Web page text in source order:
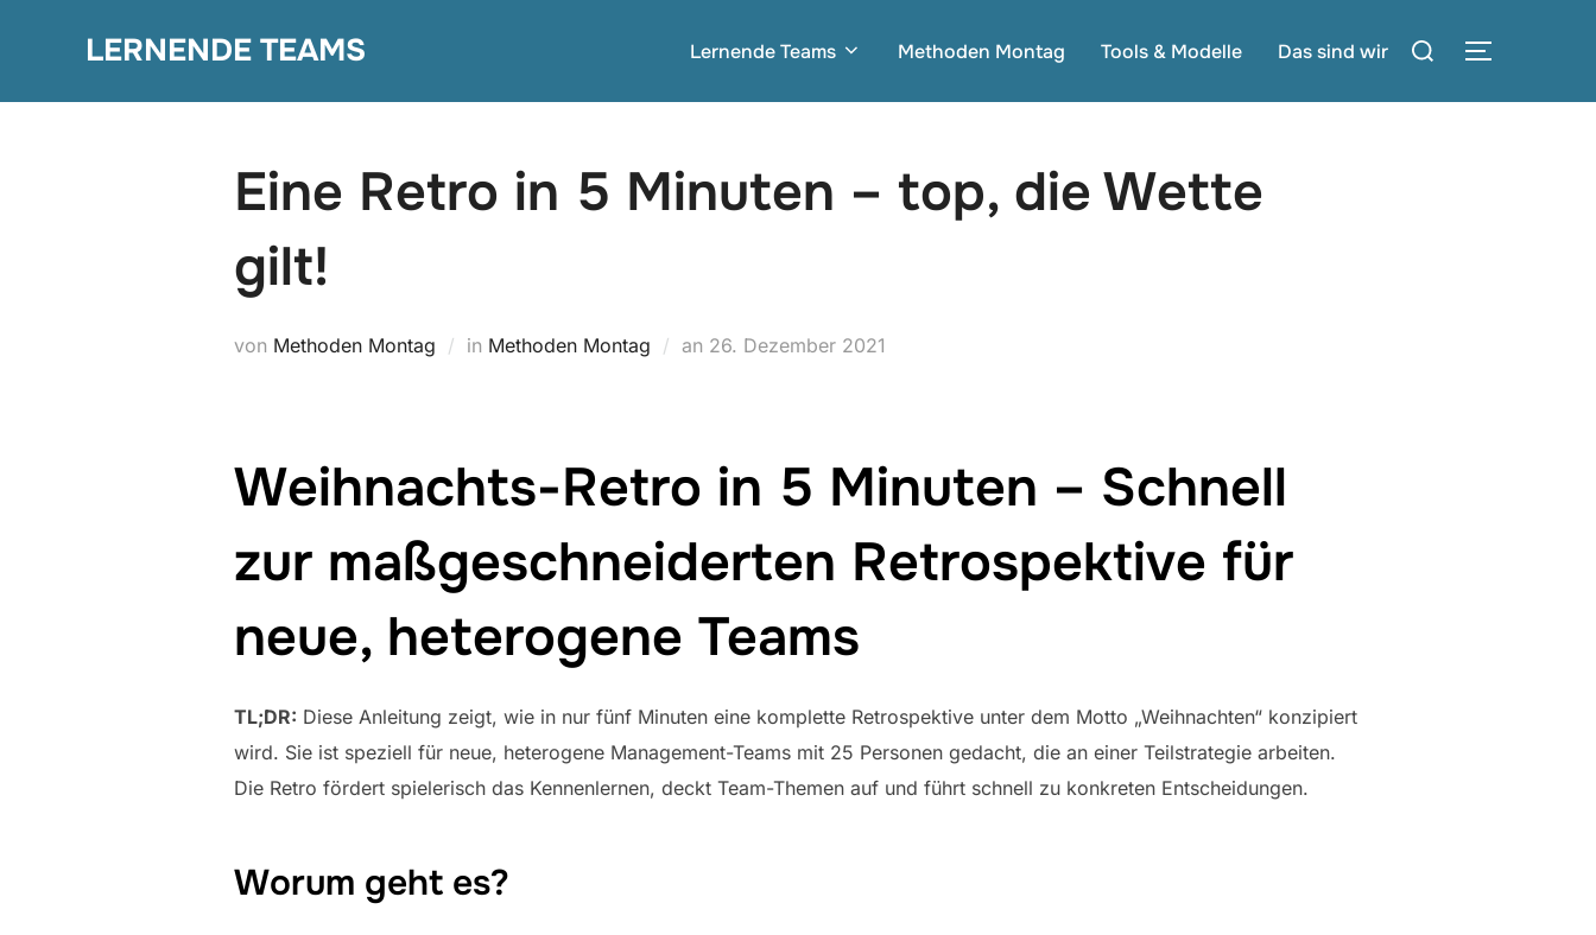
LERNENDE TEAMS Lernende Teams Methoden Montag Tools & Modelle Das sind wir
Suchen
Eine Retro in 5 Minuten – top, die Wette
gilt!
von Methoden Montag in Methoden Montag an Veröffentlicht
26. Dezember 2021
Weihnachts-Retro in 5 Minuten – Schnell
zur maßgeschneiderten Retrospektive für
neue, heterogene Teams
TL;DR: Diese Anleitung zeigt, wie in nur fünf Minuten eine komplette Retrospektive unter dem Motto „Weihnachten“ konzipiert
wird. Sie ist speziell für neue, heterogene Management-Teams mit 25 Personen gedacht, die an einer Teilstrategie arbeiten.
Die Retro fördert spielerisch das Kennenlernen, deckt Team-Themen auf und führt schnell zu konkreten Entscheidungen.
Worum geht es?